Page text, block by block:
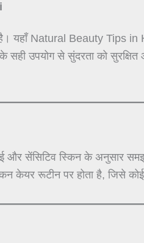
यहाँ Natural Beauty Tips
सही उपयोग से सुंदरता को
सेंसिटिव स्किन के अनुसार
रूटीन पर होता है, जिसे